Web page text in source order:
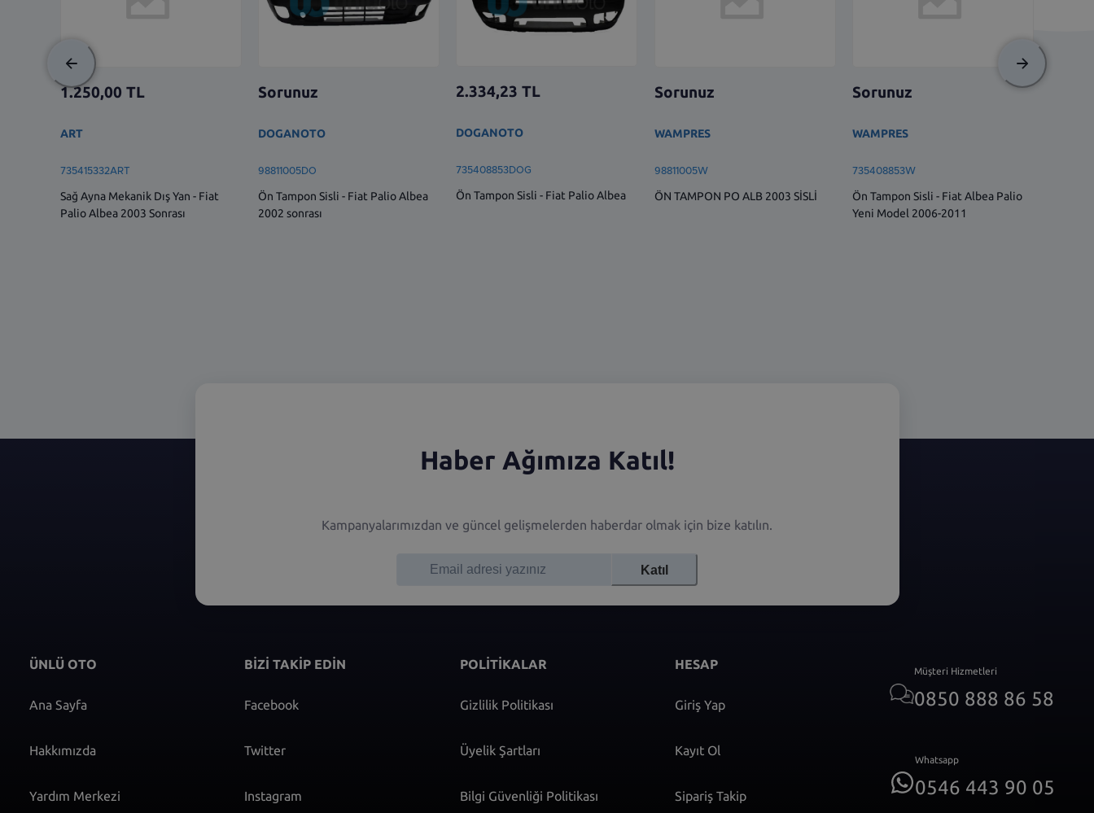
1.250,00 TL
ART
735415332ART
Sağ Ayna Mekanik Dış Yan - Fiat
Palio Albea 2003 Sonrası
Sorunuz
DOGANOTO
98811005DO
Ön Tampon Sisli - Fiat Palio Albea
2002 sonrası
2.334,23 TL
DOGANOTO
735408853DOG
Ön Tampon Sisli - Fiat Palio Albea
Sorunuz
WAMPRES
98811005W
ÖN TAMPON PO ALB 2003 SİSLİ
Sorunuz
WAMPRES
735408853W
Ön Tampon Sisli - Fiat Albea Palio
Yeni Model 2006-2011
Haber Ağımıza Katıl!
Kampanyalarımızdan ve güncel gelişmelerden haberdar olmak için bize katılın.
Katıl
ÜNLÜ OTO
Ana Sayfa
Hakkımızda
Yardım Merkezi
BİZİ TAKİP EDİN
Facebook
Twitter
Instagram
POLİTİKALAR
Gizlilik Politikası
Üyelik Şartları
Bilgi Güvenliği Politikası
HESAP
Giriş Yap
Kayıt Ol
Sipariş Takip
Müşteri Hizmetleri
0850 888 86 58
Whatsapp
0546 443 90 05